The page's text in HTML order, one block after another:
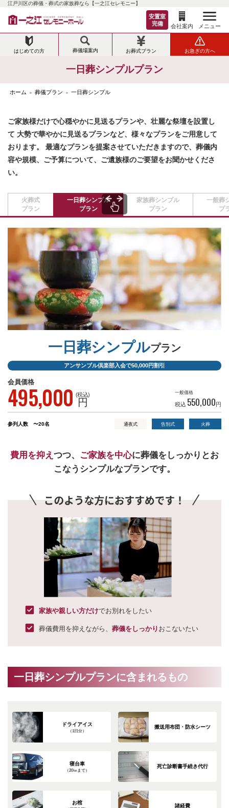
江戸川区の葬儀・葬式の家族葬なら【一之江セレモニー】
安置室
完備
会社案内 メニュー
はじめての方 葬儀場案内 お葬式プラン お急ぎの方へ
一日葬シンプルプラン
ホーム > 葬儀プラン > 一日葬シンプル
ご家族様だけで心穏やかに見送るプランや、壮麗な祭壇を設置し
て 大勢で華やかに見送るプランなど、様々なプランをご用意して
おります。
最適なプランを提案させていただきますので、葬儀内
容や規模、ご予算について、ご遺族様のご要望をお聞かせくださ
い。
火葬式
プラン
一日葬シンプル
プラン
家族葬シンプル
プラン
一般葬
プ
一日葬シンプルプラン
アンサンブル倶楽部入会で50,000円割引
会員価格
495,000 (税込)
円
一般価格
税込 550,000円
参列人数 〜20名 通夜式 告別式 火葬
費用を抑え つつ、 ご家族を中心に葬儀を しっかりとお
こなうシンプルなプランです。
家族や親しい方だけでお別れをしたい
葬儀費用を抑えながら、 葬儀をしっかり おこないたい
一日葬シンプルプランに含まれるもの
ドライアイス
（1日分）
搬送用布団・防水シーツ
寝台車
（20㎞まで）
死亡診断書手続き代行
お棺 諸経費